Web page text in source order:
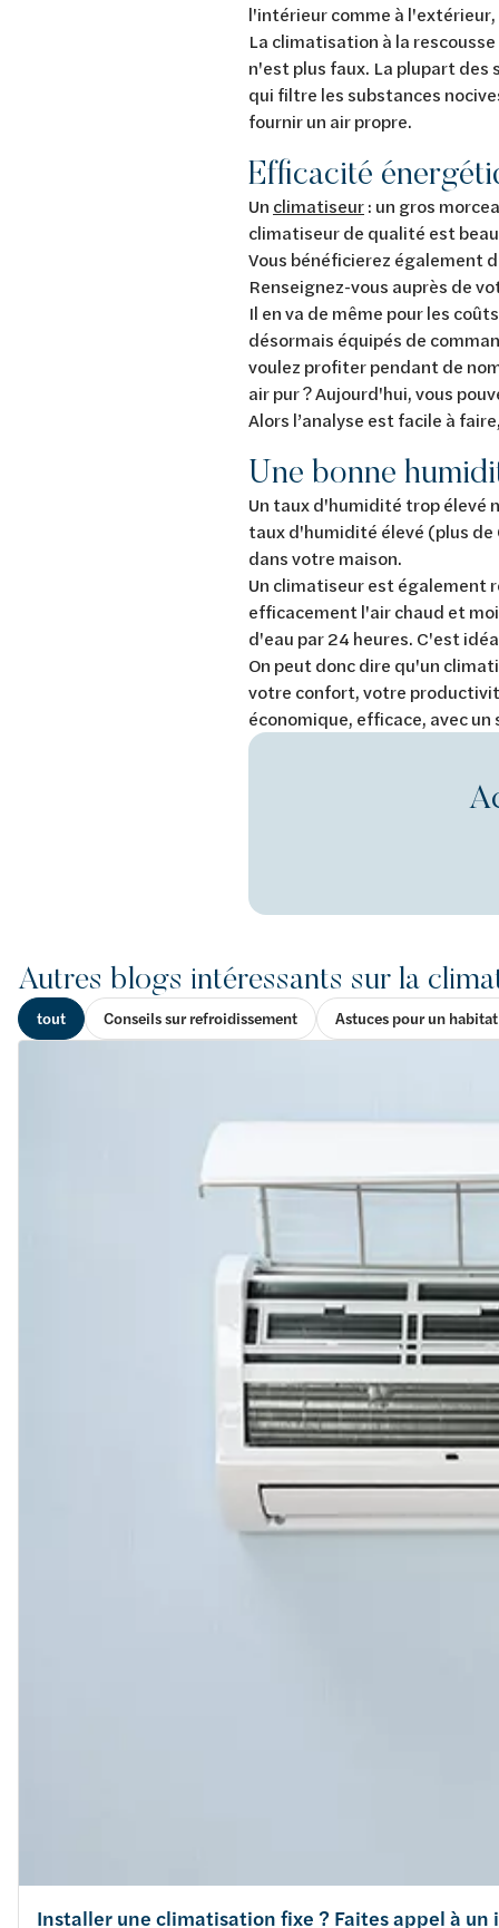
l'intérieur comme à
La climatisation à la
n'est plus faux. La plupart
qui filtre les substances
Efficacité
Un climatiseur: un gros
climatiseur de qualité est
Vous bénéficierez également
Renseignez-vous auprès de
Il en va de même pour les
désormais équipés de
voulez profiter pendant de
air pur ? Aujourd'hui, vous
Alors l’analyse est facile à
Une bonne
Un taux d'humidité trop élevé
taux d'humidité élevé (plus
dans votre maison.
Un climatiseur est également
efficacement l'air chaud et
d'eau par 24 heures. C'est
On peut donc dire qu'un
votre confort, votre
économique, efficace, avec
Autres blogs intéressants sur la
tout Conseils sur refroidissement Astuces pour un
Installer une climatisation fixe ? Faites appel à